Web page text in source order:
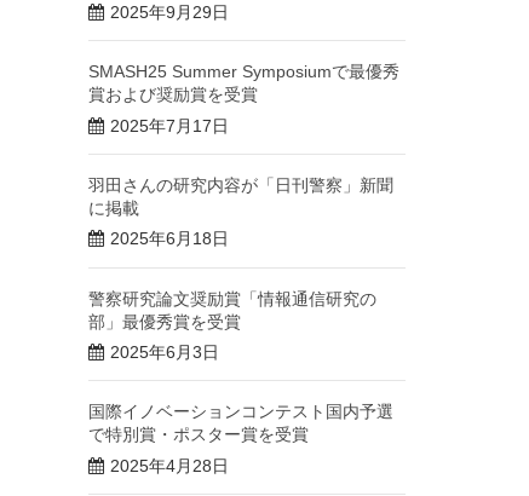
2025年9月29日
SMASH25 Summer Symposiumで最優秀
賞および奨励賞を受賞
2025年7月17日
羽田さんの研究内容が「日刊警察」新聞
に掲載
2025年6月18日
警察研究論文奨励賞「情報通信研究の
部」最優秀賞を受賞
2025年6月3日
国際イノベーションコンテスト国内予選
で特別賞・ポスター賞を受賞
2025年4月28日